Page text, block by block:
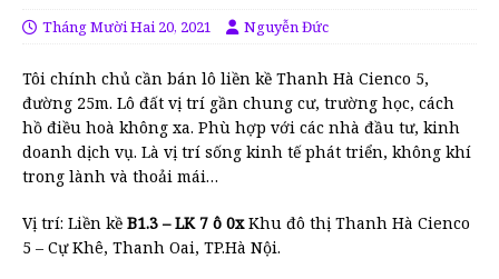
Tháng Mười Hai 20, 2021 Nguyễn Đức
Tôi chính chủ cần bán lô liền kề Thanh Hà Cienco 5,
đường 25m. Lô đất vị trí gần chung cư, trường học, cách
hồ điều hoà không xa. Phù hợp với các nhà đầu tư, kinh
doanh dịch vụ. Là vị trí sống kinh tế phát triển, không khí
trong lành và thoải mái…
Vị trí: Liền kề B1.3 – LK 7 ô 0xKhu đô thị Thanh Hà Cienco
5 – Cự Khê, Thanh Oai, TP.Hà Nội.